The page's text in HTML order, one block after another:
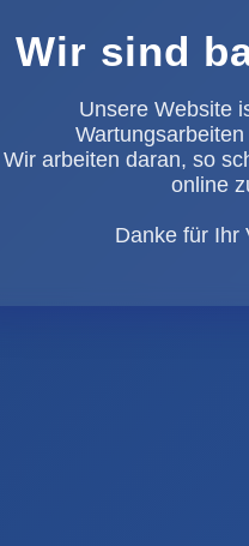
Wir sind
Unsere Website
Wir arbeiten daran, so
online
Danke für Ihr